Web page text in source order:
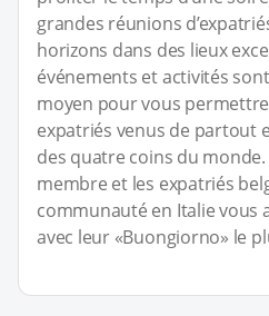
grandes réunions
horizons dans des lieux
événements et activités
moyen pour vous
expatriés venus de partout
des quatre coins du
membre et les expatriés
communauté en Italie vous
avec leur «Buongiorno» le